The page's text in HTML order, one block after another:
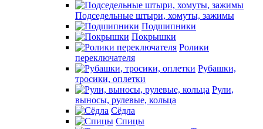
Подседельные штыри, хомуты, зажимы
Подшипники
Покрышки
Ролики
переключателя
Рубашки,
тросики, оплетки
Рули,
выносы, рулевые, кольца
Сёдла
Спицы